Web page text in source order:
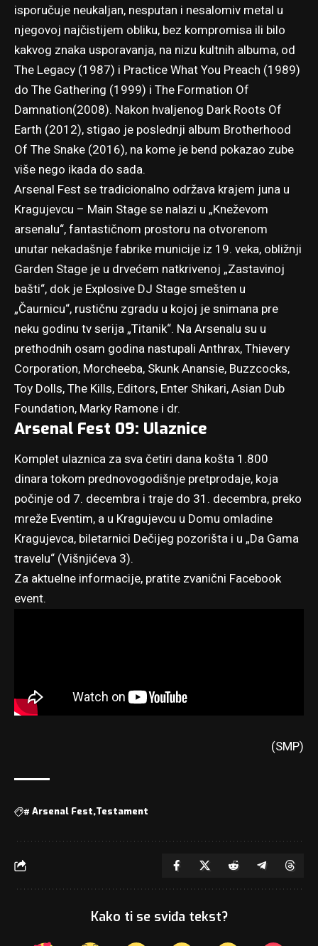
isporučuje neukaljan, nesputan i nesalomiv metal u
njegovoj najčistijem obliku, bez kompromisa ili bilo
kakvog znaka usporavanja, na nizu kultnih albuma, od
The Legacy (1987) i Practice What You Preach (1989)
do The Gathering (1999) i The Formation Of
Damnation(2008). Nakon hvaljenog Dark Roots Of
Earth (2012), stigao je poslednji album Brotherhood
Of The Snake (2016), na kome je bend pokazao zube
više nego ikada do sada.
Arsenal Fest se tradicionalno održava krajem juna u
Kragujevcu – Main Stage se nalazi u „Kneževom
arsenalu“, fantastičnom prostoru na otvorenom
unutar nekadašnje fabrike municije iz 19. veka, obližnji
Garden Stage je u drvećem natkrivenoj „Zastavinoj
bašti“, dok je Explosive DJ Stage smešten u
„Čaurnicu“, rustičnu zgradu u kojoj je snimana pre
neku godinu tv serija „Titanik“. Na Arsenalu su u
prethodnih osam godina nastupali Anthrax, Thievery
Corporation, Morcheeba, Skunk Anansie, Buzzcocks,
Toy Dolls, The Kills, Editors, Enter Shikari, Asian Dub
Foundation, Marky Ramone i dr.
Arsenal Fest 09: Ulaznice
Komplet ulaznica za sva četiri dana košta 1.800
dinara tokom prednovogodišnje pretprodaje, koja
počinje od 7. decembra i traje do 31. decembra, preko
mreže Eventim, a u Kragujevcu u Domu omladine
Kragujevca, biletarnici Dečijeg pozorišta i u „Da Gama
travelu“ (Višnjićeva 3).
Za aktuelne informacije, pratite zvanični Facebook
event.
(SMP)
# Arsenal Fest Testament
Kako ti se sviđa tekst?